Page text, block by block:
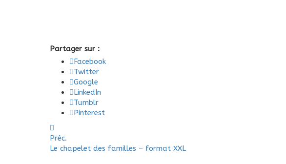
Partager sur :
Facebook
Twitter
Google
LinkedIn
Tumblr
Pinterest
Préc.
Le chapelet des familles – format XXL